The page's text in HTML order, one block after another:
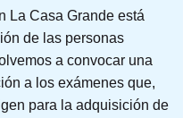
La Casa Grande está
de las personas
a convocar una
a los exámenes que,
para la adquisición de